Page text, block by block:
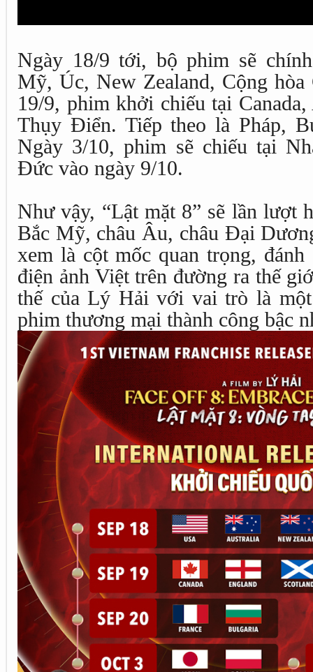
Ngày 18/9 tới, bộ phim sẽ
Mỹ, Úc, New Zealand, Cộng hòa
19/9, phim khởi chiếu tại
Thụy Điển. Tiếp theo là Pháp,
Ngày 3/10, phim sẽ chiếu tại
Đức vào ngày 9/10.
Như vậy, “Lật mặt 8” sẽ lần lượt
Bắc Mỹ, châu Âu, châu Đại
xem là cột mốc quan trọng,
điện ảnh Việt trên đường ra thế
thế của Lý Hải với vai trò là
phim thương mại thành công bậc